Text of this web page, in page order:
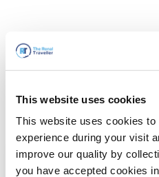
This website uses cookies
This website uses cookies
experience during your visit
improve our quality by
you have accepted cookies